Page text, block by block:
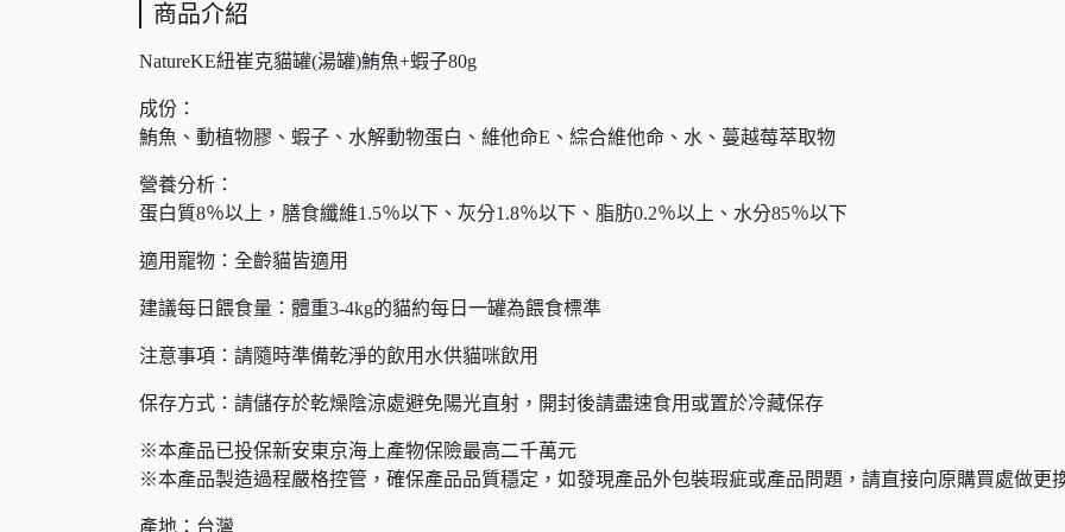
商品介紹
NatureKE紐崔克貓罐(湯罐)鮪魚+蝦子80g
成份：
鮪魚、動植物膠、蝦子、水解動物蛋白、維他命E、綜合維他命、水、蔓越莓萃取物
營養分析：
蛋白質8％以上，膳食纖維1.5％以下、灰分1.8％以下、脂肪0.2％以上、水分85％以下
適用寵物：全齡貓皆適用
建議每日餵食量：體重3-4kg的貓約每日一罐為餵食標準
注意事項：請隨時準備乾淨的飲用水供貓咪飲用
保存方式：請儲存於乾燥陰涼處避免陽光直射，開封後請盡速食用或置於冷藏保存
※本產品已投保新安東京海上產物保險最高二千萬元
※本產品製造過程嚴格控管，確保產品品質穩定，如發現產品外包裝瑕疵或產品問題，請直接向原購買處做更
產地：台灣